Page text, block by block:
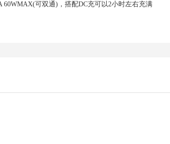
60WMAX(可双通)，搭配DC充可以2小时左右充满